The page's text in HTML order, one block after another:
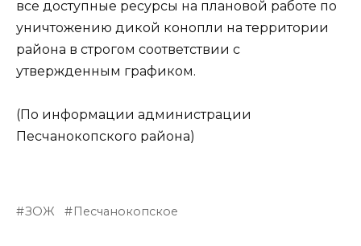
все доступные ресурсы на плановой работе по
уничтожению дикой конопли на территории
района в строгом соответствии с
утвержденным графиком.
(По информации администрации
Песчанокопского района)
ЗОЖ Песчанокопское